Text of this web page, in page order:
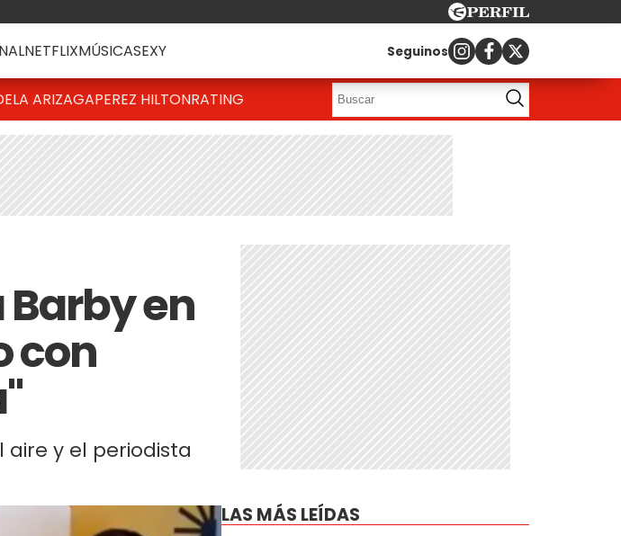
NETFLIXMÚSICASEXY Seguinos
ARIZAGAPEREZ HILTONRATING
en
con
y el periodista
LAS MÁS LEÍDAS